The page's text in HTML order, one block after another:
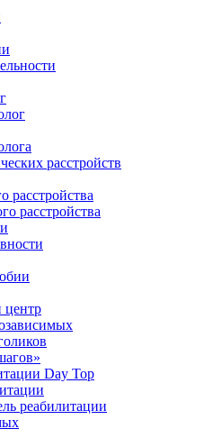
расстройств
расстройства
расстройства
центр
Day Top
реабилитации